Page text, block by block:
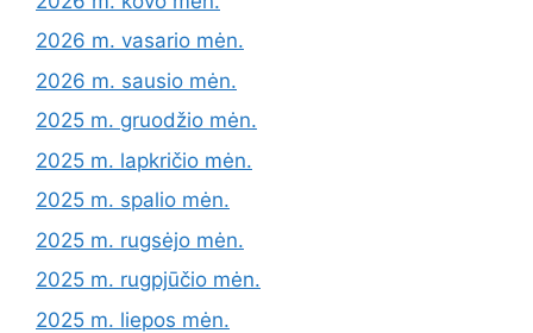
2026 m. vasario mėn.
2026 m. sausio mėn.
2025 m. gruodžio mėn.
2025 m. lapkričio mėn.
2025 m. spalio mėn.
2025 m. rugsėjo mėn.
2025 m. rugpjūčio mėn.
2025 m. liepos mėn.